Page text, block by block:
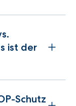
ist der
Schutz